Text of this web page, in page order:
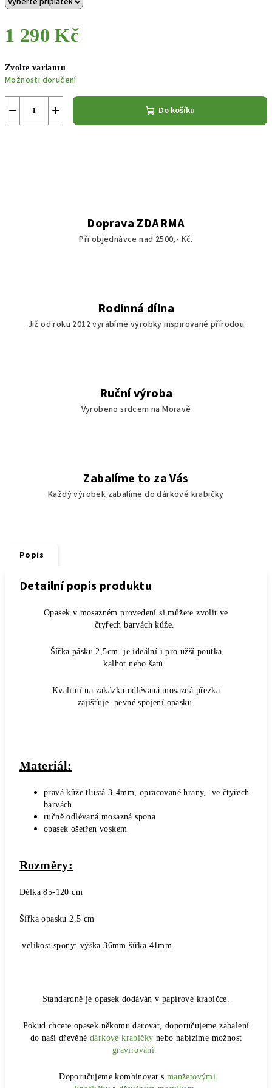
1 290 Kč
cena:
Zvolte variantu
Možnosti doručení
+
− Do košíku
Doprava ZDARMA
Při objednávce nad 2500,- Kč.
Rodinná dílna
Již od roku 2012 vyrábíme výrobky inspirované přírodou
Ruční výroba
Vyrobeno srdcem na Moravě
Zabalíme to za Vás
Každý výrobek zabalíme do dárkové krabičky
Popis
Detailní popis produktu
Opasek v mosazném provedení si můžete zvolit ve
čtyřech barvách kůže.
Šířka pásku 2,5cm je ideální i pro užší poutka
kalhot nebo šatů.
Kvalitní na zakázku odlévaná mosazná přezka
zajišťuje pevné spojení opasku.
Materiál:
pravá kůže tlustá 3-4mm, opracované hrany, ve čtyřech
barvách
ručně odlévaná mosazná spona
opasek ošetřen voskem
Rozměry:
Délka 85-120 cm
Šířka opasku 2,5 cm
velikost spony: výška 36mm šířka 41mm
Standardně je opasek dodáván v papírové krabičce.
Pokud chcete opasek někomu darovat, doporučujeme zabalení
do naší dřevěnédárkové krabičky nebo nabízíme možnost
gravírování.
Doporučujeme kombinovat s manžetovými